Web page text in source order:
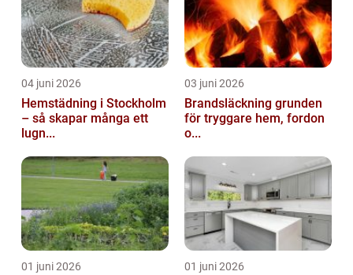
04 juni 2026
Hemstädning i Stockholm
– så skapar många ett
lugn...
03 juni 2026
Brandsläckning grunden
för tryggare hem, fordon
o...
01 juni 2026 01 juni 2026